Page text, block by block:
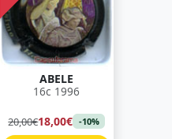
ABELE
16c 1996
20,00€18,00€ -10%